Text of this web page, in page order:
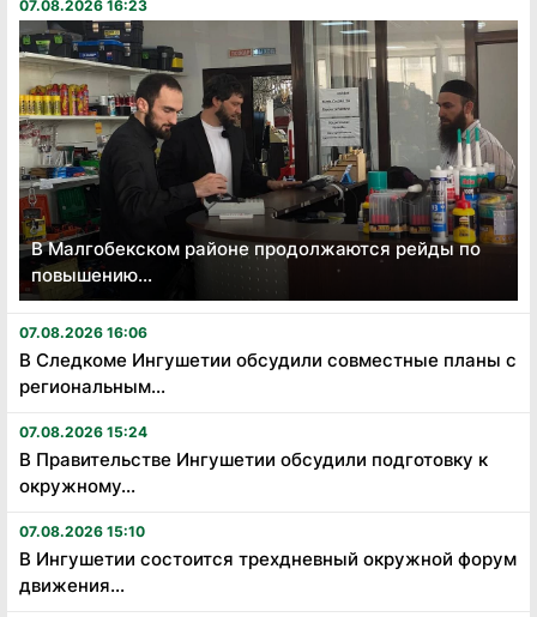
07.08.2026 16:23
В Малгобекском районе продолжаются рейды по
повышению...
07.08.2026 16:06
В Следкоме Ингушетии обсудили совместные планы с
региональным...
07.08.2026 15:24
В Правительстве Ингушетии обсудили подготовку к
окружному...
07.08.2026 15:10
В Ингушетии состоится трехдневный окружной форум
движения...